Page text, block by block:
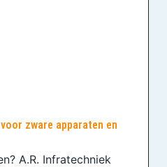
zware apparaten en
A.R. Infratechniek